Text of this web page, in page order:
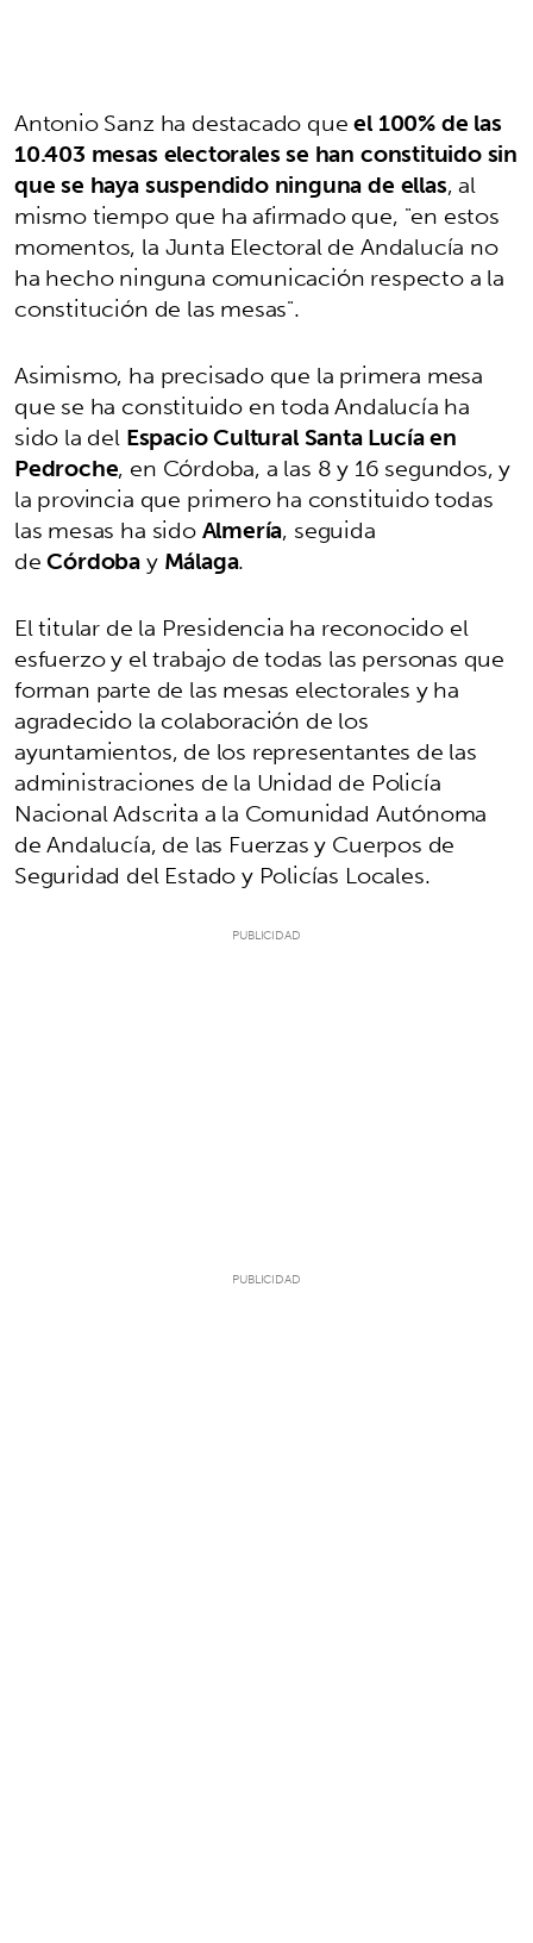
Antonio Sanz ha destacado queel 100% de las
10.403 mesas electorales se han constituido sin
que se haya suspendido ninguna de ellas, al
mismo tiempo que ha afirmado que, "en estos
momentos, la Junta Electoral de Andalucía no
ha hecho ninguna comunicación respecto a la
constitución de las mesas".
Asimismo, ha precisado que la primera mesa
que se ha constituido en toda Andalucía ha
sido la delEspacio Cultural Santa Lucía en
Pedroche, en Córdoba, a las 8 y 16 segundos, y
la provincia que primero ha constituido todas
las mesas ha sidoAlmería, seguida
deCórdobayMálaga.
El titular de la Presidencia ha reconocido el
esfuerzo y el trabajo de todas las personas que
forman parte de las mesas electorales y ha
agradecido la colaboración de los
ayuntamientos, de los representantes de las
administraciones de la Unidad de Policía
Nacional Adscrita a la Comunidad Autónoma
de Andalucía, de las Fuerzas y Cuerpos de
Seguridad del Estado y Policías Locales.